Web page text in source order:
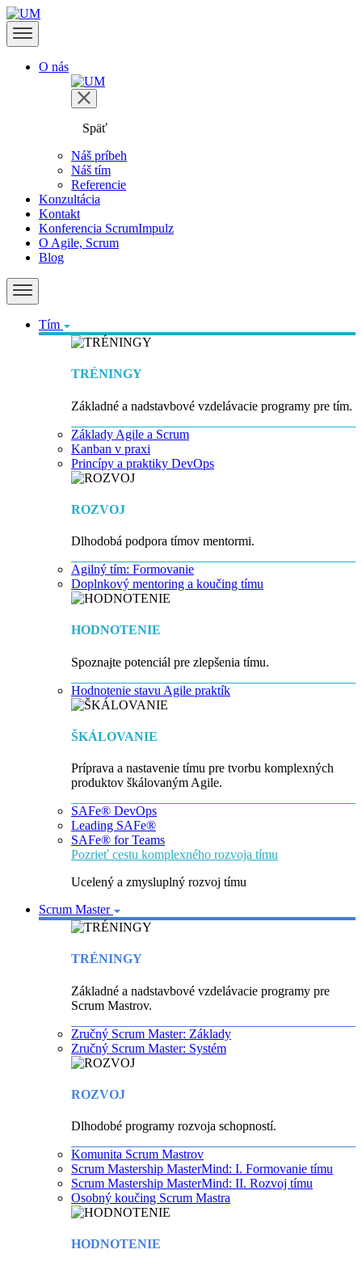
O nás
Späť
Náš príbeh
Náš tím
Referencie
Konzultácia
Kontakt
Konferencia ScrumImpulz
O Agile, Scrum
Blog
Tím
TRÉNINGY
Základné a nadstavbové vzdelávacie programy pre tím.
Základy Agile a Scrum
Kanban v praxi
Princípy a praktiky DevOps
ROZVOJ
Dlhodobá podpora tímov mentormi.
Agilný tím: Formovanie
Doplnkový mentoring a koučing tímu
HODNOTENIE
Spoznajte potenciál pre zlepšenia tímu.
Hodnotenie stavu Agile praktík
ŠKÁLOVANIE
Príprava a nastavenie tímu pre tvorbu komplexných
produktov škálovaným Agile.
SAFe® DevOps
Leading SAFe®
SAFe® for Teams
Pozrieť cestu komplexného rozvoja tímu
Ucelený a zmysluplný rozvoj tímu
Scrum Master
TRÉNINGY
Základné a nadstavbové vzdelávacie programy pre
Scrum Mastrov.
Zručný Scrum Master: Základy
Zručný Scrum Master: Systém
ROZVOJ
Dlhodobé programy rozvoja schopností.
Komunita Scrum Mastrov
Scrum Mastership MasterMind: I. Formovanie tímu
Scrum Mastership MasterMind: II. Rozvoj tímu
Osobný koučing Scrum Mastra
HODNOTENIE